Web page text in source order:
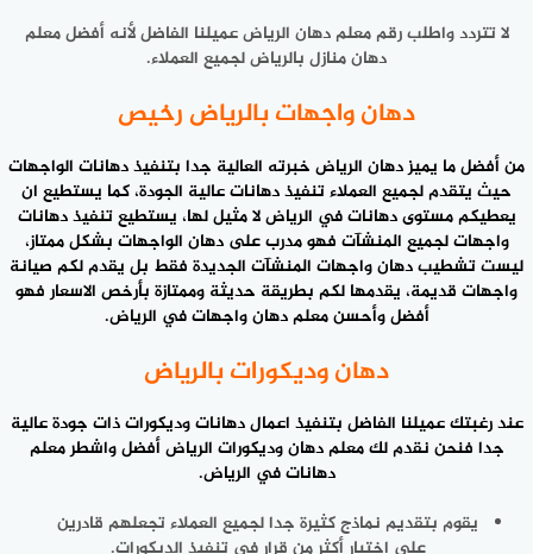
لا تتردد واطلب رقم معلم دهان الرياض عميلنا الفاضل لأنه أفضل معلم
دهان منازل بالرياض لجميع العملاء.
دهان واجهات بالرياض رخيص
من أفضل ما يميز دهان الرياض خبرته العالية جدا بتنفيذ دهانات الواجهات
حيث يتقدم لجميع العملاء تنفيذ دهانات عالية الجودة، كما يستطيع ان
يعطيكم مستوى دهانات في الرياض لا مثيل لها، يستطيع تنفيذ دهانات
واجهات لجميع المنشآت فهو مدرب على دهان الواجهات بشكل ممتاز،
ليست تشطيب دهان واجهات المنشآت الجديدة فقط بل يقدم لكم صيانة
واجهات قديمة، يقدمها لكم بطريقة حديثة وممتازة بأرخص الاسعار فهو
أفضل وأحسن معلم دهان واجهات في الرياض.
دهان وديكورات بالرياض
عند رغبتك عميلنا الفاضل بتنفيذ اعمال دهانات وديكورات ذات جودة عالية
جدا فنحن نقدم لك معلم دهان وديكورات الرياض أفضل واشطرمعلم
دهاناتفي الرياض.
يقوم بتقديم نماذج كثيرة جدا لجميع العملاء تجعلهم قادرين